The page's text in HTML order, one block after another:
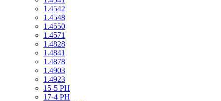
1.4542
1.4548
1.4550
1.4571
1.4828
1.4841
1.4878
1.4903
1.4923
15-5 PH
17-4 PH